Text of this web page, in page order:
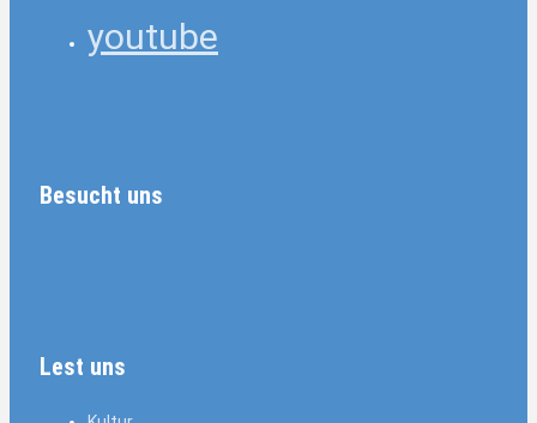
youtube
Besucht uns
Lest uns